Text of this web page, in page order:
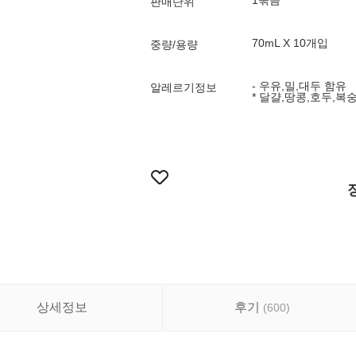
중량/용량 70mL X 10개입
알레르기정보
- 우유,밀,대두 함유
* 달걀,땅콩,호두,복
상세정보 후기 (600)